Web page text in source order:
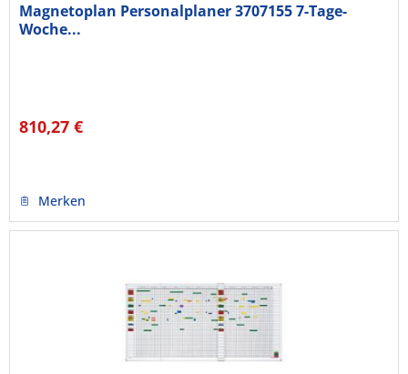
Magnetoplan Personalplaner 3707155 7-Tage-
Woche...
810,27 €
Merken